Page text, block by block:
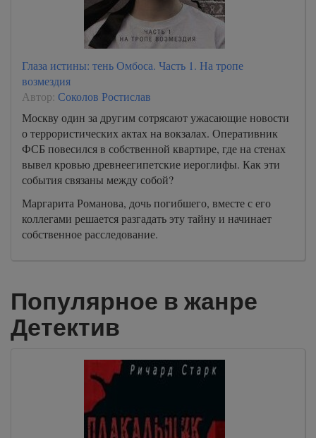
Глаза истины: тень Омбоса. Часть 1. На тропе
возмездия
Автор: Соколов Ростислав
Москву один за другим сотрясают ужасающие новости
о террористических актах на вокзалах. Оперативник
ФСБ повесился в собственной квартире, где на стенах
вывел кровью древнеегипетские иероглифы. Как эти
события связаны между собой?
Маргарита Романова, дочь погибшего, вместе с его
коллегами решается разгадать эту тайну и начинает
собственное расследование.
Популярное в жанре
Детектив